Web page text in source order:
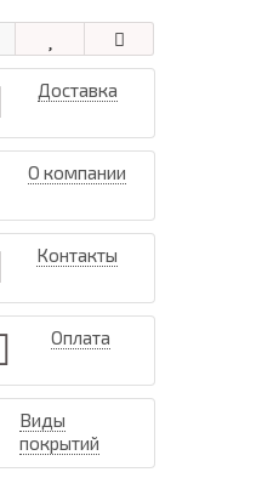
Доставка
О компании
Контакты
Оплата
Виды
покрытий